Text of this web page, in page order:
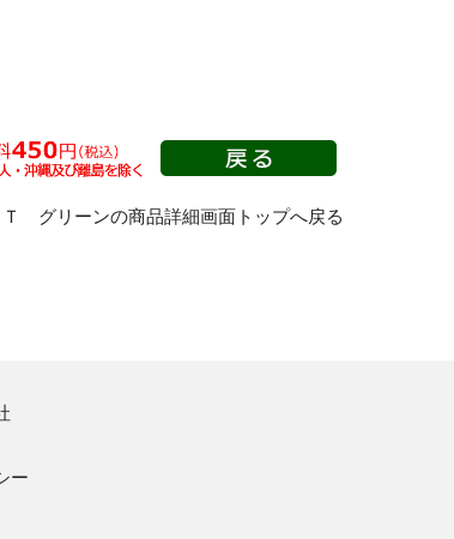
車
ター
グリーンの商品詳細画面トップへ戻る
ー